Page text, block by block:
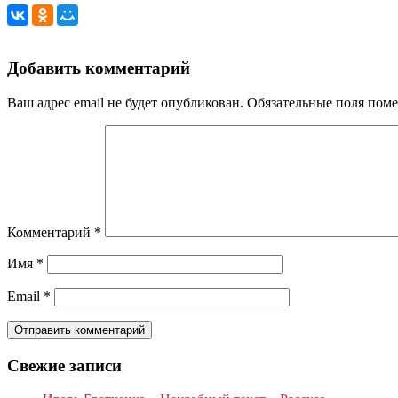
Добавить комментарий
Ваш адрес email не будет опубликован. Обязательные поля
Комментарий *
Имя *
Email *
Свежие записи